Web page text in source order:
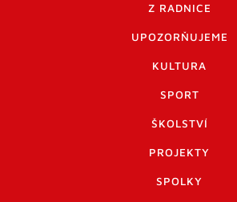
Z RADNICE
UPOZORŇUJEME
KULTURA
SPORT
ŠKOLSTVÍ
PROJEKTY
SPOLKY